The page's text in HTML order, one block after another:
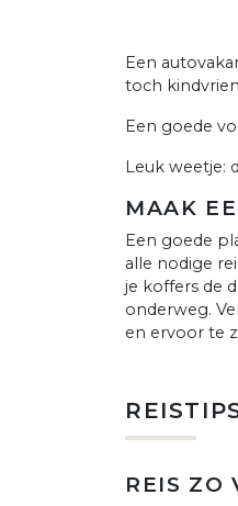
Een
toch
Een goede
Leuk weetje:
MAAK
Een goede
alle nodige
je koffers de
onderweg.
en ervoor te
REIS ZO